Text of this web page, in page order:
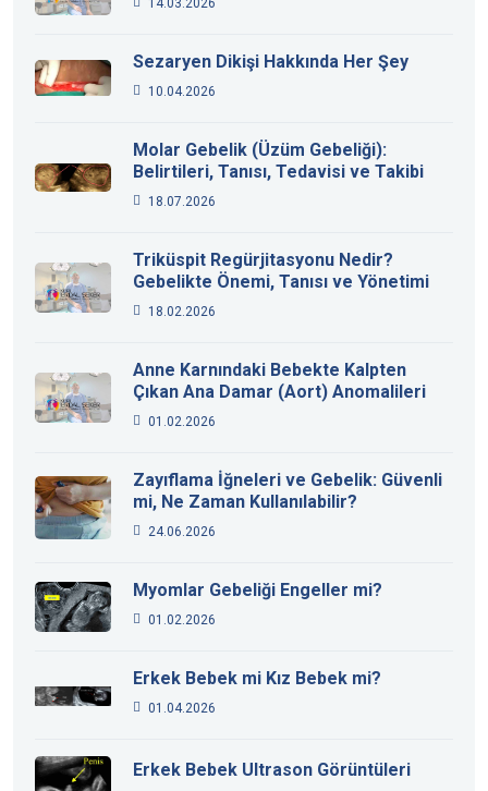
14.03.2026
Sezaryen Dikişi Hakkında Her Şey
10.04.2026
Molar Gebelik (Üzüm Gebeliği):
Belirtileri, Tanısı, Tedavisi ve Takibi
18.07.2026
Triküspit Regürjitasyonu Nedir?
Gebelikte Önemi, Tanısı ve Yönetimi
18.02.2026
Anne Karnındaki Bebekte Kalpten
Çıkan Ana Damar (Aort) Anomalileri
01.02.2026
Zayıflama İğneleri ve Gebelik: Güvenli
mi, Ne Zaman Kullanılabilir?
24.06.2026
Myomlar Gebeliği Engeller mi?
01.02.2026
Erkek Bebek mi Kız Bebek mi?
01.04.2026
Erkek Bebek Ultrason Görüntüleri